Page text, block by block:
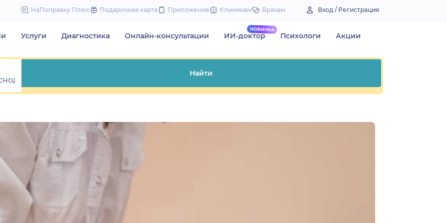
to
НаПоправку Плюс Подарочная карта Приложение Клиникам Врачам Вход / Регистрация
Услуги Диагностика Онлайн-консультации ИИ-доктор Психологи Акции
Найти